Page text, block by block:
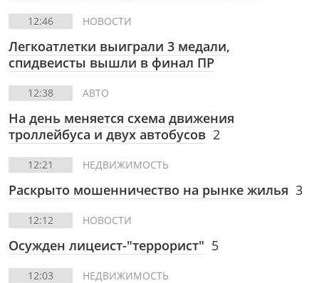
12:46 НОВОСТИ
Легкоатлетки выиграли 3 медали,
спидвеисты вышли в финал ПР
12:38 АВТО
На день меняется схема движения
троллейбуса и двух автобусов 2
12:21 НЕДВИЖИМОСТЬ
Раскрыто мошенничество на рынке жилья 3
12:12 НОВОСТИ
Осужден лицеист-"террорист" 5
12:03 НЕДВИЖИМОСТЬ